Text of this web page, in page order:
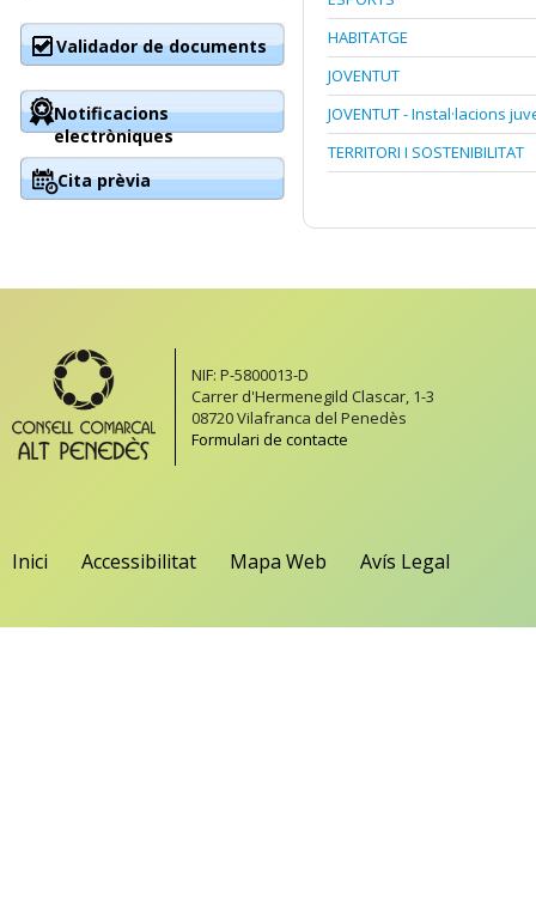
HABITATGE
JOVENTUT
JOVENTUT - Instal·lacions
TERRITORI I SOSTENIBILITAT
Validador de documents
Notificacions
electròniques
Cita prèvia
NIF: P-5800013-D
Carrer d'Hermenegild Clascar, 1-3
08720 Vilafranca del Penedès
Formulari de contacte
Inici Accessibilitat Mapa Web Avís Legal